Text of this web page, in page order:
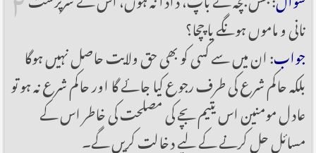
نانی و ماموں ہونگے یا چچا؟
جواب: ان میں سے کسی کو بھی حق ولایت حاصل نہیں ہوگا
بلکہ حاکم شرع کی طرف رجوع کیا جائے گا اور حاکم شرع نہ ہو تو
عادل مومنین اس یتیم بچے کی مصلحت کی خاطر اس کے
مسائل حل کرنے کے لیے دخالت کریں گے۔